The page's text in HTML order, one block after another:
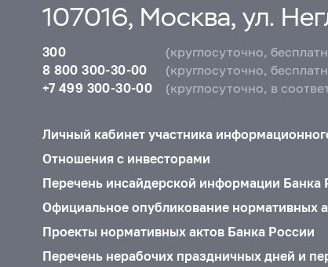
107016, Москва, ул.
300
(круглосуточно,
8 800 300-30-00
(круглосуточно,
+7 499 300-30-00
(круглосуточно, в
Личный кабинет участника
Отношения с инвесторами
Перечень инсайдерской информации Банка
Официальное опубликование нормативных
Проекты нормативных актов Банка России
Перечень нерабочих праздничных дней и